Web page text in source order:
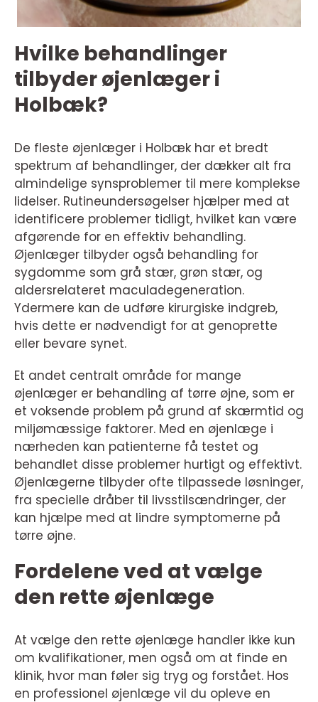
Hvilke behandlinger
tilbyder øjenlæger i
Holbæk?
De fleste øjenlæger i Holbæk har et bredt
spektrum af behandlinger, der dækker alt fra
almindelige synsproblemer til mere komplekse
lidelser. Rutineundersøgelser hjælper med at
identificere problemer tidligt, hvilket kan være
afgørende for en effektiv behandling.
Øjenlæger tilbyder også behandling for
sygdomme som grå stær, grøn stær, og
aldersrelateret maculadegeneration.
Ydermere kan de udføre kirurgiske indgreb,
hvis dette er nødvendigt for at genoprette
eller bevare synet.
Et andet centralt område for mange
øjenlæger er behandling af tørre øjne, som er
et voksende problem på grund af skærmtid og
miljømæssige faktorer. Med en øjenlæge i
nærheden kan patienterne få testet og
behandlet disse problemer hurtigt og effektivt.
Øjenlægerne tilbyder ofte tilpassede løsninger,
fra specielle dråber til livsstilsændringer, der
kan hjælpe med at lindre symptomerne på
tørre øjne.
Fordelene ved at vælge
den rette øjenlæge
At vælge den rette øjenlæge handler ikke kun
om kvalifikationer, men også om at finde en
klinik, hvor man føler sig tryg og forstået. Hos
en professionel øjenlæge vil du opleve en